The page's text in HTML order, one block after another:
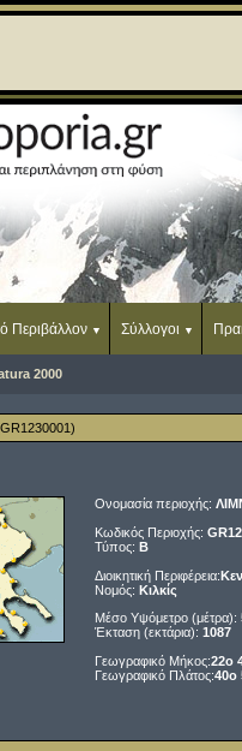
Περιβάλλον Σύλλογοι
2000
Ονομασία περιοχής:
Κωδικός Περιοχής:
Τύπος: B
Διοικητική Περιφέρεια:
Νομός: Κιλκίς
Μέσο Υψόμετρο (μέτρα):
Έκταση (εκτάρια): 1087
Γεωγραφικό Μήκος:22o
Γεωγραφικό Πλάτος:40o